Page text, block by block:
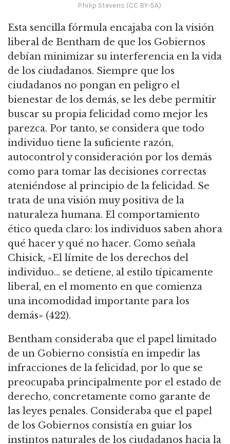
Philip Stevens (CC BY-SA)
Esta sencilla fórmula encajaba con la visión
liberal de Bentham de que los Gobiernos
debían minimizar su interferencia en la vida
de los ciudadanos. Siempre que los
ciudadanos no pongan en peligro el
bienestar de los demás, se les debe permitir
buscar su propia felicidad como mejor les
parezca. Por tanto, se considera que todo
individuo tiene la suficiente razón,
autocontrol y consideración por los demás
como para tomar las decisiones correctas
ateniéndose al principio de la felicidad. Se
trata de una visión muy positiva de la
naturaleza humana. El comportamiento
ético queda claro: los individuos saben ahora
qué hacer y qué no hacer. Como señala
Chisick, «El límite de los derechos del
individuo… se detiene, al estilo típicamente
liberal, en el momento en que comienza
una incomodidad importante para los
demás» (422).
Bentham consideraba que el papel limitado
de un Gobierno consistía en impedir las
infracciones de la felicidad, por lo que se
preocupaba principalmente por el estado de
derecho, concretamente como garante de
las leyes penales. Consideraba que el papel
de los Gobiernos consistía en guiar los
instintos naturales de los ciudadanos hacia la